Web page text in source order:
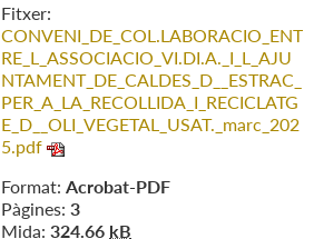
Fitxer:
CONVENI_DE_COL.LABORACIO_ENT
RE_L_ASSOCIACIO_VI.DI.A._I_L_AJU
NTAMENT_DE_CALDES_D__ESTRAC_
PER_A_LA_RECOLLIDA_I_RECICLATG
E_D__OLI_VEGETAL_USAT._marc_202
5.pdf
Format: Acrobat-PDF
Pàgines: 3
Mida: 324.66 kB